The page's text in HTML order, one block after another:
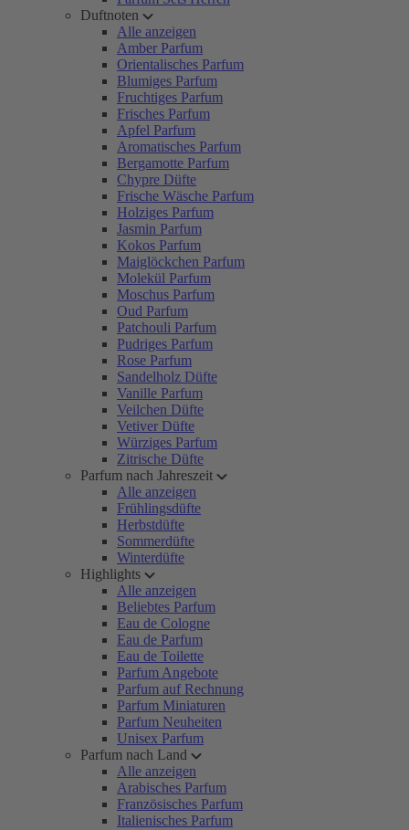
Duftnoten
Alle anzeigen
Amber Parfum
Orientalisches Parfum
Blumiges Parfum
Fruchtiges Parfum
Frisches Parfum
Apfel Parfum
Aromatisches Parfum
Bergamotte Parfum
Chypre Düfte
Frische Wäsche Parfum
Holziges Parfum
Jasmin Parfum
Kokos Parfum
Maiglöckchen Parfum
Molekül Parfum
Moschus Parfum
Oud Parfum
Patchouli Parfum
Pudriges Parfum
Rose Parfum
Sandelholz Düfte
Vanille Parfum
Veilchen Düfte
Vetiver Düfte
Würziges Parfum
Zitrische Düfte
Parfum nach Jahreszeit
Alle anzeigen
Frühlingsdüfte
Herbstdüfte
Sommerdüfte
Winterdüfte
Highlights
Alle anzeigen
Beliebtes Parfum
Eau de Cologne
Eau de Parfum
Eau de Toilette
Parfum Angebote
Parfum auf Rechnung
Parfum Miniaturen
Parfum Neuheiten
Unisex Parfum
Parfum nach Land
Alle anzeigen
Arabisches Parfum
Französisches Parfum
Italienisches Parfum